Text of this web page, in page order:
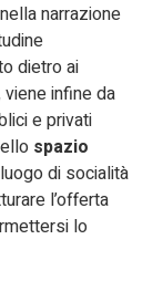
narrazione
dietro ai
infine da
e privati
spazio
di socialità
l’offerta
lo